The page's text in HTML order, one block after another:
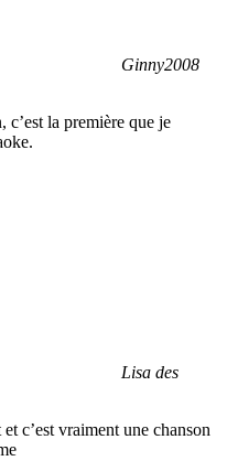
Ginny2008
c’est la première que je
Lisa des
c’est vraiment une chanson